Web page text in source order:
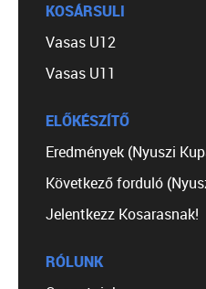
KOSÁRSULI
Vasas U12
Vasas U11
ELŐKÉSZÍTŐ
Eredmények (Nyuszi
Következő forduló
Jelentkezz Kosarasnak!
RÓLUNK